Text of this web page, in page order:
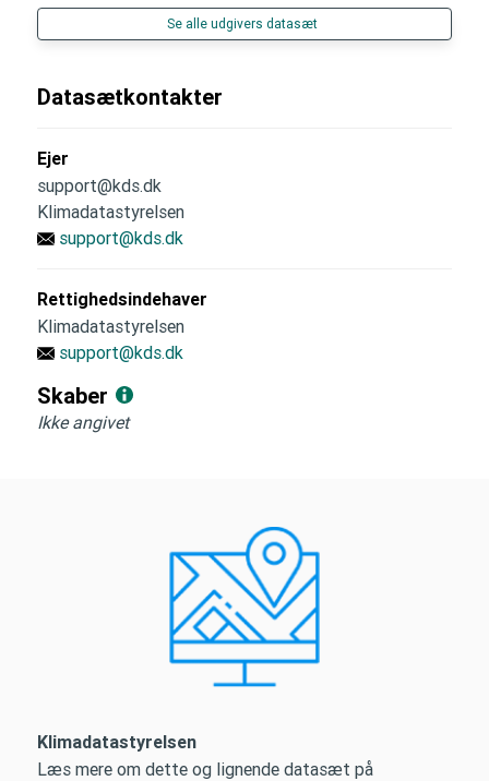
Se alle udgivers datasæt
Datasætkontakter
Ejer
support@kds.dk
Klimadatastyrelsen
support@kds.dk
Rettighedsindehaver
Klimadatastyrelsen
support@kds.dk
Skaber
Ikke angivet
Klimadatastyrelsen
Læs mere om dette og lignende datasæt på